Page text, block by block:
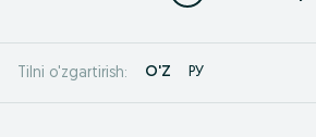
Tilni o'zgartirish: O'Z РУ